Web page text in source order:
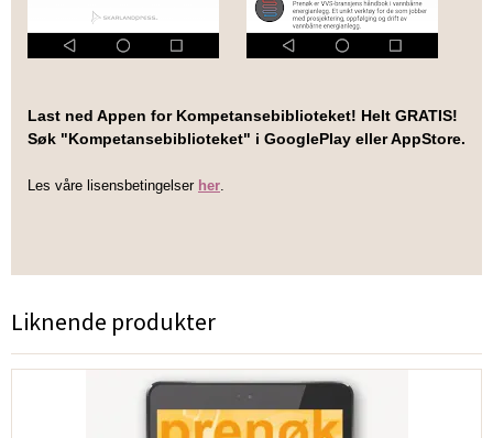
Last ned Appen for Kompetansebiblioteket! Helt GRATIS!
Søk "Kompetansebiblioteket" i GooglePlay eller AppStore.
Les våre lisensbetingelser her
Liknende produkter